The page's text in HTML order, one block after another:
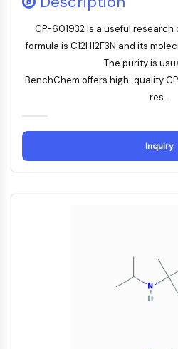
LYTACs
Conjugués ligand-liant de
SNIPERs
Ligands pour protéine cible pour
Conjugués ligand-liant de ligase
Cycle cellulaire/dommages à l'ADN
Réponse aux protéines mal
CP-601932 is a useful
formula is C12H12F3N and its
The purity is
BenchChem offers high-quality
res...
Inquiry